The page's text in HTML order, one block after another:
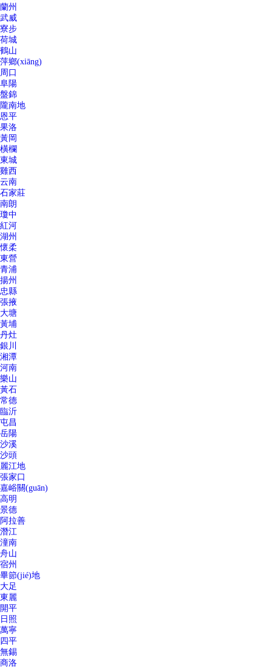
蘭州
武威
寮步
荷城
鶴山
萍鄉(xiāng)
周口
阜陽
盤錦
隴南地
恩平
果洛
黃岡
橫欄
東城
雞西
云南
石家莊
南朗
瓊中
紅河
湖州
懷柔
東營
青浦
揚州
忠縣
張掖
大塘
黃埔
丹灶
銀川
湘潭
河南
樂山
黃石
常德
臨沂
屯昌
岳陽
沙溪
沙頭
麗江地
張家口
嘉峪關(guān)
高明
景德
阿拉善
潛江
潼南
舟山
宿州
畢節(jié)地
大足
東麗
開平
日照
萬寧
四平
無錫
商洛